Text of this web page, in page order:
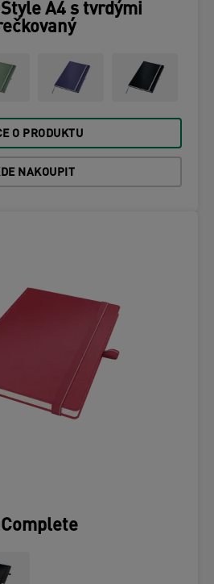
A4 s tvrdými
O PRODUKTU
NAKOUPIT